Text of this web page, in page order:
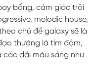
bổng, cảm giác trôi
melodic house,
chủ đề galaxy sẽ là
thường là tím đậm,
các dải màu sáng như